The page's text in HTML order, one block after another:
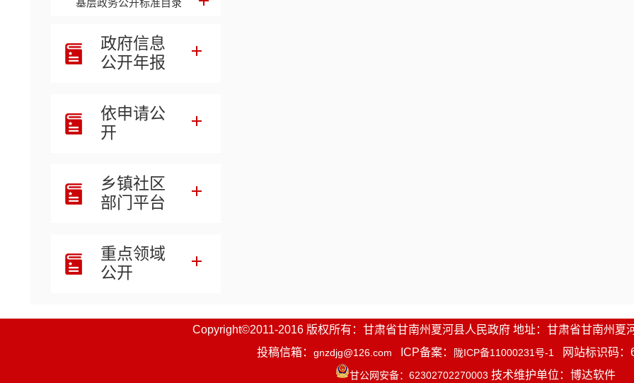
基层政务公开标准目录
政府信息
公开年报
依申请公
开
乡镇社区
部门平台
重点领域
公开
Copyright©2011-2016 版权所有：甘肃省甘南州夏河县人民政府 地址：甘肃省甘南州夏
投稿信箱： gnzdjg@126.com ICP备案： 陇ICP备11000231号-1 网站标识码：
甘公网安备：62302702270003 技术维护单位：博达软件